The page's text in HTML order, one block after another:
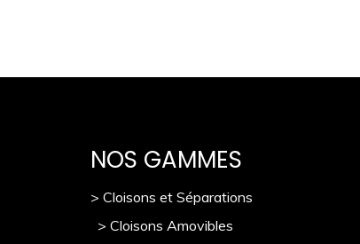
NOS GAMMES
> Cloisons et Séparations
> Cloisons Amovibles